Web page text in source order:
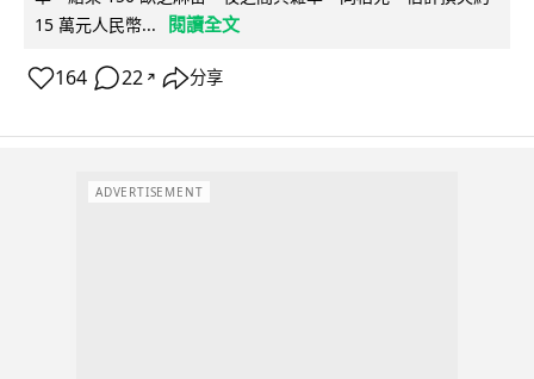
15 萬元人民幣...
閱讀全文
164 22 ↗ 分享
ADVERTISEMENT